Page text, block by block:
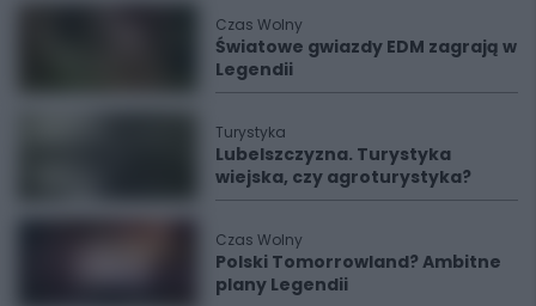
Czas Wolny
Światowe gwiazdy EDM zagrają w
Legendii
Turystyka
Lubelszczyzna. Turystyka
wiejska, czy agroturystyka?
Czas Wolny
Polski Tomorrowland? Ambitne
plany Legendii